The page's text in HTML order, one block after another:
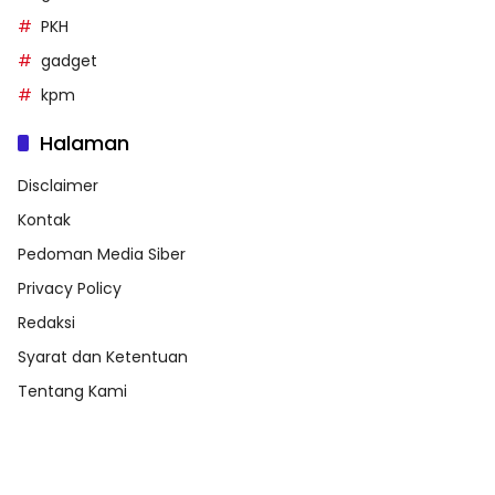
PKH
gadget
kpm
Halaman
Disclaimer
Kontak
Pedoman Media Siber
Privacy Policy
Redaksi
Syarat dan Ketentuan
Tentang Kami